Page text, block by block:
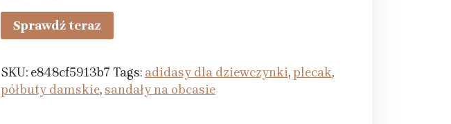
Sprawdź teraz
SKU: e848cf5913b7 Tags: adidasy dla dziewczynki,plecak,
półbuty damskie,sandały na obcasie